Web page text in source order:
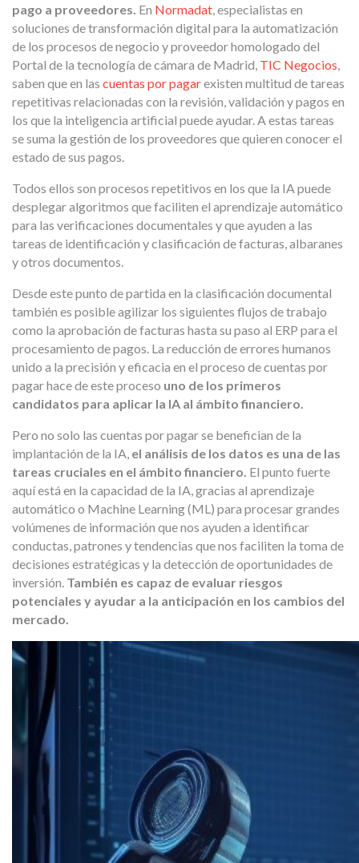
pago a proveedores. En Normadat, especialistas en
soluciones de transformación digital para la automatización
de los procesos de negocio y proveedor homologado del
Portal de la tecnología de cámara de Madrid, TIC Negocios,
saben que en las cuentas por pagarexisten multitud de tareas
repetitivas relacionadas con la revisión, validación y pagos en
los que la inteligencia artificial puede ayudar. A estas tareas
se suma la gestión de los proveedores que quieren conocer el
estado de sus pagos.
Todos ellos son procesos repetitivos en los que la IA puede
desplegar algoritmos que faciliten el aprendizaje automático
para las verificaciones documentales y que ayuden a las
tareas de identificación y clasificación de facturas, albaranes
y otros documentos.
Desde este punto de partida en la clasificación documental
también es posible agilizar los siguientes flujos de trabajo
como la aprobación de facturas hasta su paso al ERP para el
procesamiento de pagos. La reducción de errores humanos
unido a la precisión y eficacia en el proceso de cuentas por
pagar hace de este proceso uno de los primeros
candidatos para aplicar la IA al ámbito financiero.
Pero no solo las cuentas por pagar se benefician de la
implantación de la IA, el análisis de los datos es una de las
tareas cruciales en el ámbito financiero. El punto fuerte
aquí está en la capacidad de la IA, gracias al aprendizaje
automático o Machine Learning (ML) para procesar grandes
volúmenes de información que nos ayuden a identificar
conductas, patrones y tendencias que nos faciliten la toma de
decisiones estratégicas y la detección de oportunidades de
inversión. También es capaz de evaluar riesgos
potenciales y ayudar a la anticipación en los cambios del
mercado.